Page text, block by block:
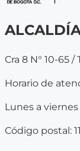
Cra 8 N° 10-65 /
Horario de
Lunes a
Código postal: